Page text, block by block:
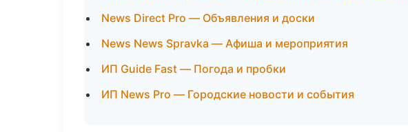
News Direct Pro — Объявления и доски
News News Spravka — Афиша и мероприятия
ИП Guide Fast — Погода и пробки
ИП News Pro — Городские новости и события